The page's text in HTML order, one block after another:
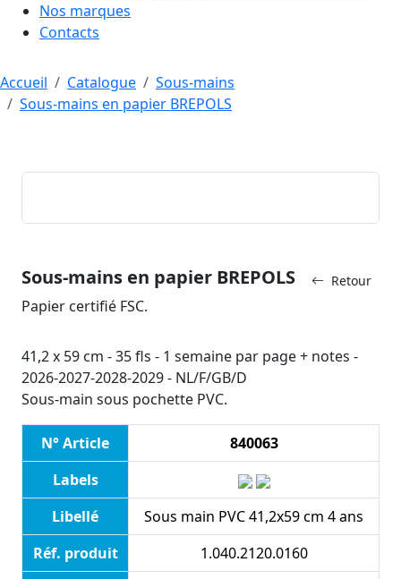
Nos marques
Contacts
Accueil Catalogue
Sous-mains
Sous-mains en papier BREPOLS
Retour
Sous-mains en papier BREPOLS
Papier certifié FSC.
41,2 x 59 cm - 35 fls - 1 semaine par page + notes -
2026-2027-2028-2029 - NL/F/GB/D
Sous-main sous pochette PVC.
N° Article
840063
Labels
Libellé
Sous main PVC 41,2x59 cm 4 ans
Réf. produit
1.040.2120.0160